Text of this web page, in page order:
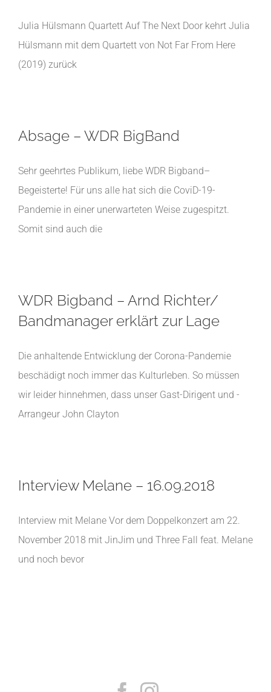
Julia Hülsmann Quartett Auf The Next Door kehrt Julia
Hülsmann mit dem Quartett von Not Far From Here
(2019) zurück
Absage – WDR BigBand
Sehr geehrtes Publikum, liebe WDR Bigband–
Begeisterte! Für uns alle hat sich die CoviD-19-
Pandemie in einer unerwarteten Weise zugespitzt.
Somit sind auch die
WDR Bigband – Arnd Richter/
Bandmanager erklärt zur Lage
Die anhaltende Entwicklung der Corona-Pandemie
beschädigt noch immer das Kulturleben. So müssen
wir leider hinnehmen, dass unser Gast-Dirigent und -
Arrangeur John Clayton
Interview Melane – 16.09.2018
Interview mit Melane Vor dem Doppelkonzert am 22.
November 2018 mit JinJim und Three Fall feat. Melane
und noch bevor